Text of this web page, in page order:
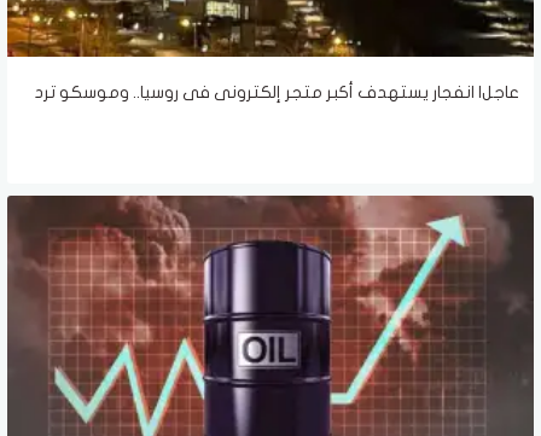
عاجل| انفجار يستهدف أكبر متجر إلكترونى فى روسيا.. وموسكو ترد